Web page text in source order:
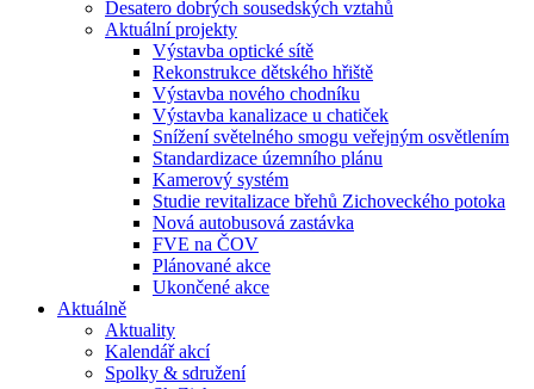
Desatero dobrých sousedských vztahů
Aktuální projekty
Výstavba optické sítě
Rekonstrukce dětského hřiště
Výstavba nového chodníku
Výstavba kanalizace u chatiček
Snížení světelného smogu veřejným osvětlením
Standardizace územního plánu
Kamerový systém
Studie revitalizace břehů Zichoveckého potoka
Nová autobusová zastávka
FVE na ČOV
Plánované akce
Ukončené akce
Aktuálně
Aktuality
Kalendář akcí
Spolky & sdružení